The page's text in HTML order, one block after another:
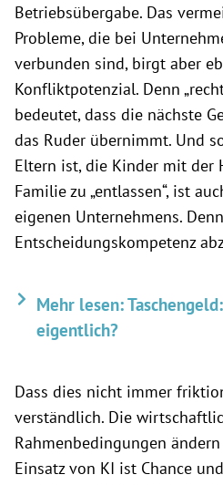
Betriebsübergabe. Das
Probleme, die bei
verbunden sind, birgt aber
Konfliktpotenzial. Denn
bedeutet, dass die nächste
das Ruder übernimmt. Und
Eltern ist, die Kinder mit der
Familie zu „entlassen“, ist
eigenen Unternehmens.
Entscheidungskompetenz
Mehr lesen:
eigentlich?
Dass dies nicht immer
verständlich. Die
Rahmenbedingungen
Einsatz von KI ist Chance